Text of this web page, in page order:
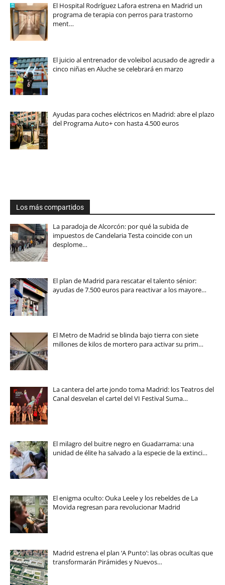
El Hospital Rodríguez Lafora estrena en Madrid un
programa de terapia con perros para trastorno
ment…
El juicio al entrenador de voleibol acusado de agredir a
cinco niñas en Aluche se celebrará en marzo
Ayudas para coches eléctricos en Madrid: abre el plazo
del Programa Auto+ con hasta 4.500 euros
Los más compartidos
La paradoja de Alcorcón: por qué la subida de
impuestos de Candelaria Testa coincide con un
desplome…
El plan de Madrid para rescatar el talento sénior:
ayudas de 7.500 euros para reactivar a los mayore…
El Metro de Madrid se blinda bajo tierra con siete
millones de kilos de mortero para activar su prim…
La cantera del arte jondo toma Madrid: los Teatros del
Canal desvelan el cartel del VI Festival Suma…
El milagro del buitre negro en Guadarrama: una
unidad de élite ha salvado a la especie de la extinci…
El enigma oculto: Ouka Leele y los rebeldes de La
Movida regresan para revolucionar Madrid
Madrid estrena el plan ‘A Punto’: las obras ocultas que
transformarán Pirámides y Nuevos…